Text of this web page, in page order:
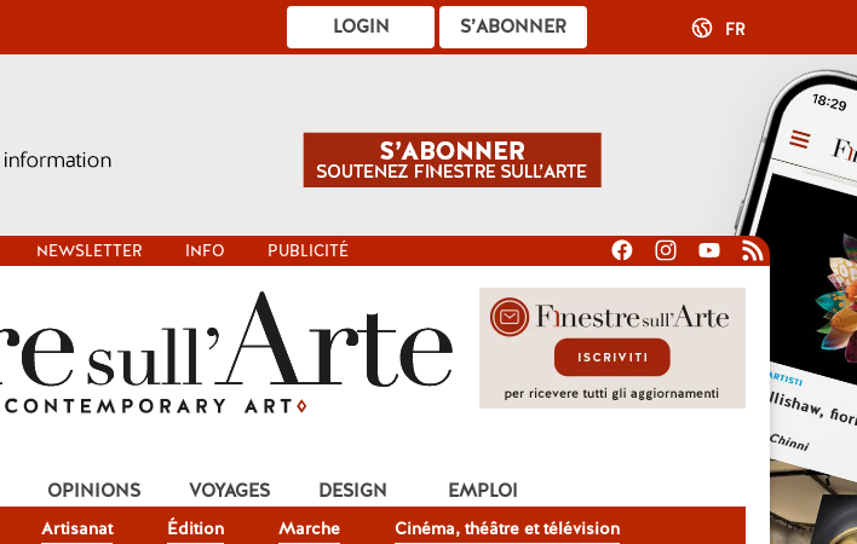
S’ABONNER
LOGIN FR
NEWSLETTER INFO PUBLICITÉ
Artisanat Édition Marche Cinéma, théâtre et télévision
OPINIONS VOYAGES DESIGN EMPLOI